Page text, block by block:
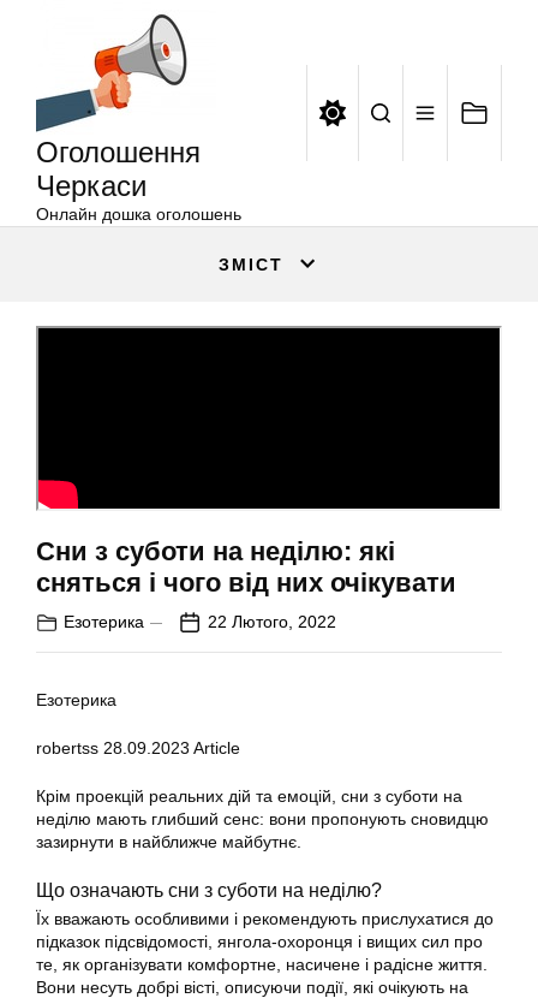
Оголошення
Черкаси
Онлайн дошка оголошень
ЗМІСТ
Сни з суботи на неділю: які
сняться і чого від них очікувати
Езотерика 22 Лютого, 2022
Езотерика
robertss 28.09.2023 Article
Крім проекцій реальних дій та емоцій, сни з суботи на
неділю мають глибший сенс: вони пропонують сновидцю
зазирнути в найближче майбутнє.
Що означають сни з суботи на неділю?
Їх вважають особливими і рекомендують прислухатися до
підказок підсвідомості, янгола-охоронця і вищих сил про
те, як організувати комфортне, насичене і радісне життя.
Вони несуть добрі вісті, описуючи події, які очікують на